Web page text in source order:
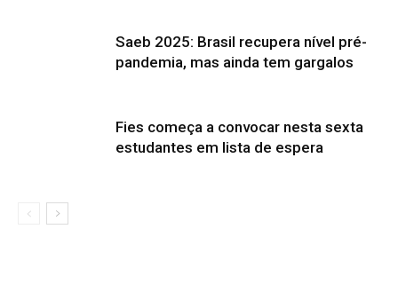
Saeb 2025: Brasil recupera nível pré-
pandemia, mas ainda tem gargalos
Fies começa a convocar nesta sexta
estudantes em lista de espera